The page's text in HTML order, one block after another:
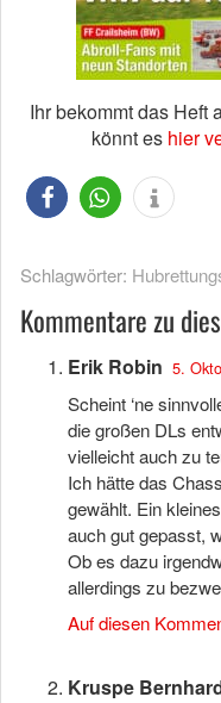
Ihr bekommt das Heft
könnt es hier
Schlagwörter:
Kommentare zu
Erik Robin 5.
Scheint ‘ne
die großen DLs
vielleicht auch zu
Ich hätte das
gewählt. Ein
auch gut gepasst,
Ob es dazu
allerdings zu
Auf diesen
Kruspe